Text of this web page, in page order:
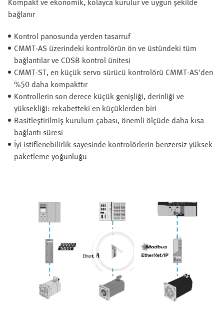
bağlanır
Kontrol panosunda yerden tasarruf
CMMT-AS üzerindeki kontrolörün ön ve üstündeki tüm
bağlantılar ve CDSB kontrol ünitesi
CMMT-ST, en küçük servo sürücü kontrolörü CMMT-AS'den
%50 daha kompakttır
Kontrollerin son derece küçük genişliği, derinliği ve
yüksekliği: rekabetteki en küçüklerden biri
Basitleştirilmiş kurulum çabası, önemli ölçüde daha kısa
bağlantı süresi
İyi istiflenebilirlik sayesinde kontrolörlerin benzersiz yüksek
paketleme yoğunluğu
Play
Video